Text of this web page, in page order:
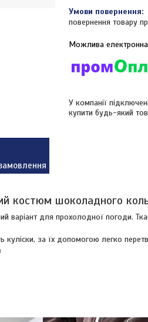
повернення товару
У компанії
купити будь-який
костюм шоколадного
варіант для прохолодної погоди.
за їх допомогою легко